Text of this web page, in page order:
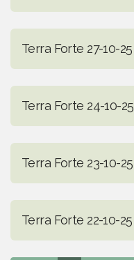
Terra Forte 27-10-25
Terra Forte 24-10-25
Terra Forte 23-10-25
Terra Forte 22-10-25